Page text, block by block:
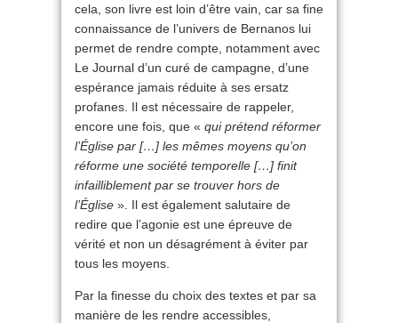
cela, son livre est loin d’être vain, car sa fine
connaissance de l’univers de Bernanos lui
permet de rendre compte, notamment avec
Le Journal d’un curé de campagne, d’une
espérance jamais réduite à ses ersatz
profanes. Il est nécessaire de rappeler,
encore une fois, que « qui prétend réformer
l’Église par […] les mêmes moyens qu’on
réforme une société temporelle […] finit
infailliblement par se trouver hors de
l’Église ». Il est également salutaire de
redire que l’agonie est une épreuve de
vérité et non un désagrément à éviter par
tous les moyens.
Par la finesse du choix des textes et par sa
manière de les rendre accessibles,